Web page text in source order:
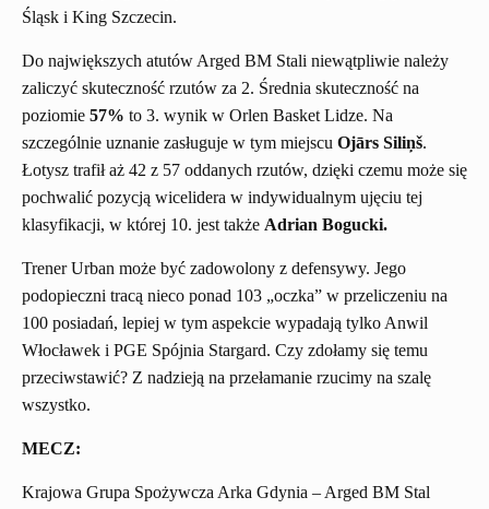
Śląsk i King Szczecin.
Do największych atutów Arged BM Stali niewątpliwie należy
zaliczyć skuteczność rzutów za 2. Średnia skuteczność na
poziomie 57% to 3. wynik w Orlen Basket Lidze. Na
szczególnie uznanie zasługuje w tym miejscu Ojārs Siliņš.
Łotysz trafił aż 42 z 57 oddanych rzutów, dzięki czemu może się
pochwalić pozycją wicelidera w indywidualnym ujęciu tej
klasyfikacji, w której 10. jest także Adrian Bogucki.
Trener Urban może być zadowolony z defensywy. Jego
podopieczni tracą nieco ponad 103 „oczka” w przeliczeniu na
100 posiadań, lepiej w tym aspekcie wypadają tylko Anwil
Włocławek i PGE Spójnia Stargard. Czy zdołamy się temu
przeciwstawić? Z nadzieją na przełamanie rzucimy na szalę
wszystko.
MECZ:
Krajowa Grupa Spożywcza Arka Gdynia – Arged BM Stal